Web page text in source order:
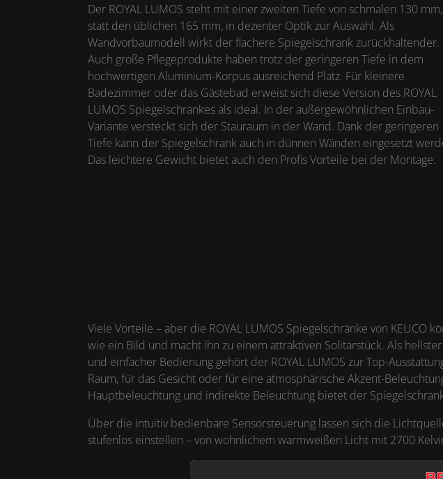
Der ROYAL LUMOS steht mit einer zweiten Tiefe von schmalen 130 mm,
statt den üblichen 165 mm, in dezenter Optik zur Auswahl. Als
Wandvorbaumodell wirkt der flachere Spiegelschrank zurückhaltender.
Auch große Pflegeprodukte haben trotz der geringeren Tiefe in dem
hochwertigen Aluminium-Korpus ausreichend Platz. Für kleinere
Badezimmer oder das Gästebad erweist sich diese Version des ROYAL
LUMOS Spiegelschrankes als ideal. In der außergewöhnlichen Einbau-
Variante versteckt sich der Stauraum in der Wand. Dank der geringeren
Tiefe kann der Spiegelschrank auch in dünnen Wänden eingesetzt
Das leichtere Gewicht bietet auch den Profis Vorteile bei der Montage.
Viele Vorteile – aber die ROYAL LUMOS Spiegelschränke von KEUCO
wie ein Bild und macht ihn zu einem attraktiven Solitärstück. Als
und einfacher Bedienung gehört der ROYAL LUMOS zur Top-
Raum, für das Gesicht oder für eine atmosphärische Akzent-
Hauptbeleuchtung und indirekte Beleuchtung bietet der
Über die intuitiv bedienbare Sensorsteuerung lassen sich die
stufenlos einstellen – von wohnlichem warmweißen Licht mit 2700